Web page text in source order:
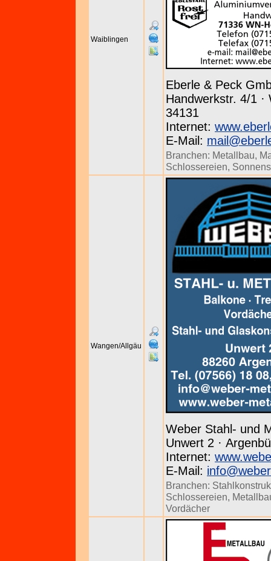
Waiblingen
Eberle & Peck
Handwerkstr. 4/1 ·
34131
Internet:
E-Mail:
Branchen: Metallbau,
Schlossereien,
Wangen/Allgäu
Weber Stahl- und
Unwert 2 ·
Internet:
E-Mail:
Branchen:
Schlossereien,
Vordächer